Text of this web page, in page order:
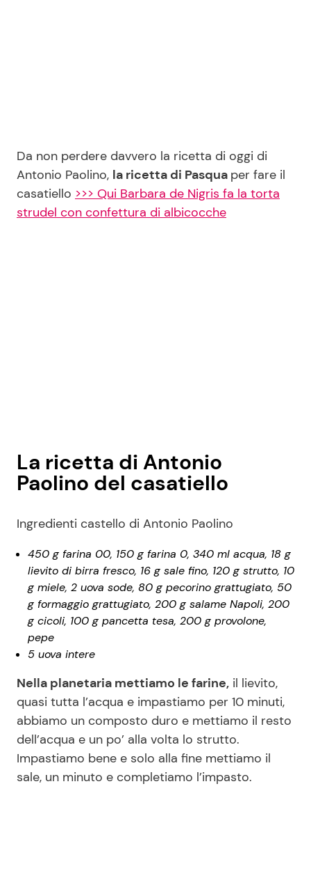
Redazione
Contattaci
Pubblicità
Da non perdere davvero la ricetta di oggi di
Antonio Paolino, la ricetta di Pasqua per fare il
casatiello >>> Qui Barbara de Nigris fa la torta
strudel con confettura di albicocche
La ricetta di Antonio
Paolino del casatiello
Ingredienti castello di Antonio Paolino
450 g farina 00, 150 g farina 0, 340 ml acqua, 18 g
lievito di birra fresco, 16 g sale fino, 120 g strutto, 10
g miele, 2 uova sode, 80 g pecorino grattugiato, 50
g formaggio grattugiato, 200 g salame Napoli, 200
g cicoli, 100 g pancetta tesa, 200 g provolone,
pepe
5 uova intere
Nella planetaria mettiamo le farine, il lievito,
quasi tutta l’acqua e impastiamo per 10 minuti,
abbiamo un composto duro e mettiamo il resto
dell’acqua e un po’ alla volta lo strutto.
Impastiamo bene e solo alla fine mettiamo il
sale, un minuto e completiamo l’impasto.